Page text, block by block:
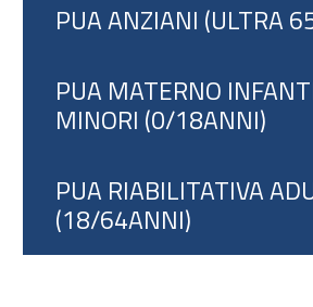
PUA ANZIANI (ULTRA
PUA MATERNO
MINORI (0/18ANNI)
PUA RIABILITATIVA
(18/64ANNI)